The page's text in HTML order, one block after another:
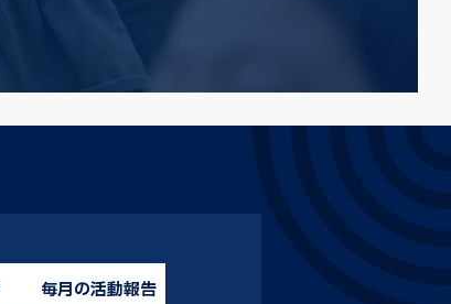
毎月の活動報告